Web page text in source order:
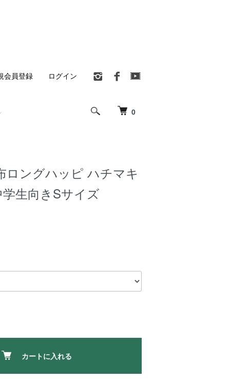
0
会員登録 ログイン
ロングハッピ ハチマキ
生向きSサイズ
カートに入れる